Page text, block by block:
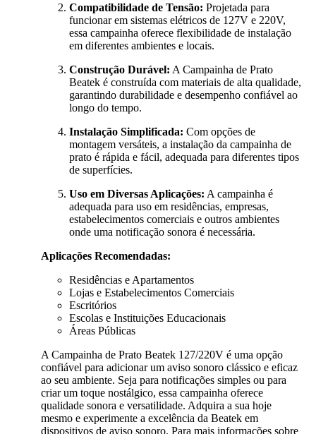
Compatibilidade de Tensão: Projetada para
funcionar em sistemas elétricos de 127V e 220V,
essa campainha oferece flexibilidade de instalação
em diferentes ambientes e locais.
Construção Durável: A Campainha de Prato
Beatek é construída com materiais de alta qualidade,
garantindo durabilidade e desempenho confiável ao
longo do tempo.
Instalação Simplificada: Com opções de
montagem versáteis, a instalação da campainha de
prato é rápida e fácil, adequada para diferentes tipos
de superfícies.
Uso em Diversas Aplicações: A campainha é
adequada para uso em residências, empresas,
estabelecimentos comerciais e outros ambientes
onde uma notificação sonora é necessária.
Aplicações Recomendadas:
Residências e Apartamentos
Lojas e Estabelecimentos Comerciais
Escritórios
Escolas e Instituições Educacionais
Áreas Públicas
A Campainha de Prato Beatek 127/220V é uma opção
confiável para adicionar um aviso sonoro clássico e eficaz
ao seu ambiente. Seja para notificações simples ou para
criar um toque nostálgico, essa campainha oferece
qualidade sonora e versatilidade. Adquira a sua hoje
mesmo e experimente a excelência da Beatek em
dispositivos de aviso sonoro. Para mais informações sobre